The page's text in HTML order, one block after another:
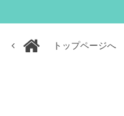
トップページへ